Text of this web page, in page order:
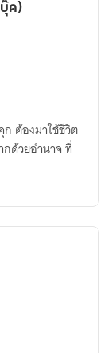
ค)
ต้องมาใช้ชีวิต
ด้วยอำนาจ ที่